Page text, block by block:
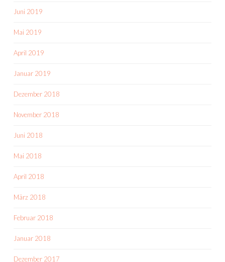
Juni 2019
Mai 2019
April 2019
Januar 2019
Dezember 2018
November 2018
Juni 2018
Mai 2018
April 2018
März 2018
Februar 2018
Januar 2018
Dezember 2017